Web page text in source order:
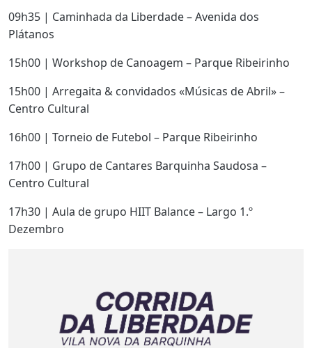
09h35 | Caminhada da Liberdade – Avenida dos
Plátanos
15h00 | Workshop de Canoagem – Parque Ribeirinho
15h00 | Arregaita & convidados «Músicas de Abril» –
Centro Cultural
16h00 | Torneio de Futebol – Parque Ribeirinho
17h00 | Grupo de Cantares Barquinha Saudosa –
Centro Cultural
17h30 | Aula de grupo HIIT Balance – Largo 1.º
Dezembro